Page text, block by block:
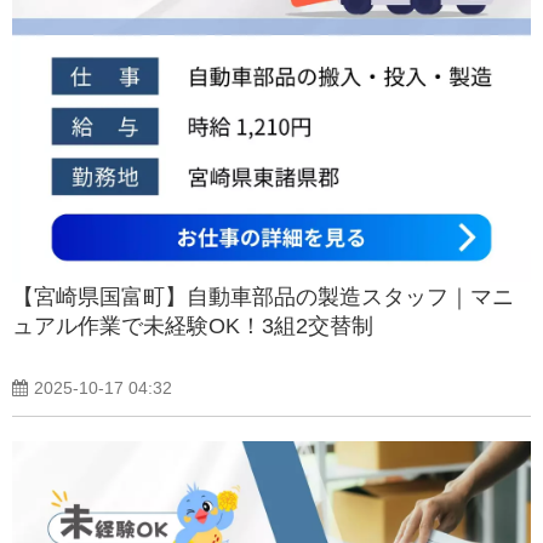
【宮崎県国富町】自動車部品の製造スタッフ｜マニ
ュアル作業で未経験OK！3組2交替制
2025-10-17 04:32